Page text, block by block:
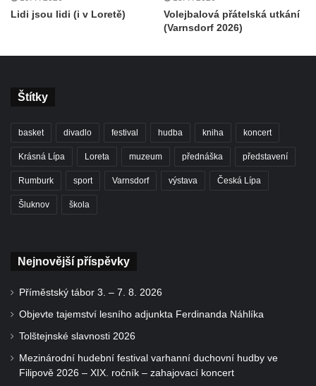
Lidi jsou lidi (i v Loretě)
Volejbalová přátelská utkání
(Varnsdorf 2026)
Štítky
basket divadlo festival hudba kniha koncert
Krásná Lípa Loreta muzeum přednáška představení
Rumburk sport Varnsdorf výstava Česká Lípa
Šluknov škola
Nejnovější příspěvky
Příměstský tábor 3. – 7. 8. 2026
Objevte tajemství lesního adjunkta Ferdinanda Náhlíka
Tolštejnské slavnosti 2026
Mezinárodní hudební festival varhanní duchovní hudby ve
Filipově 2026 – XIX. ročník – zahajovací koncert